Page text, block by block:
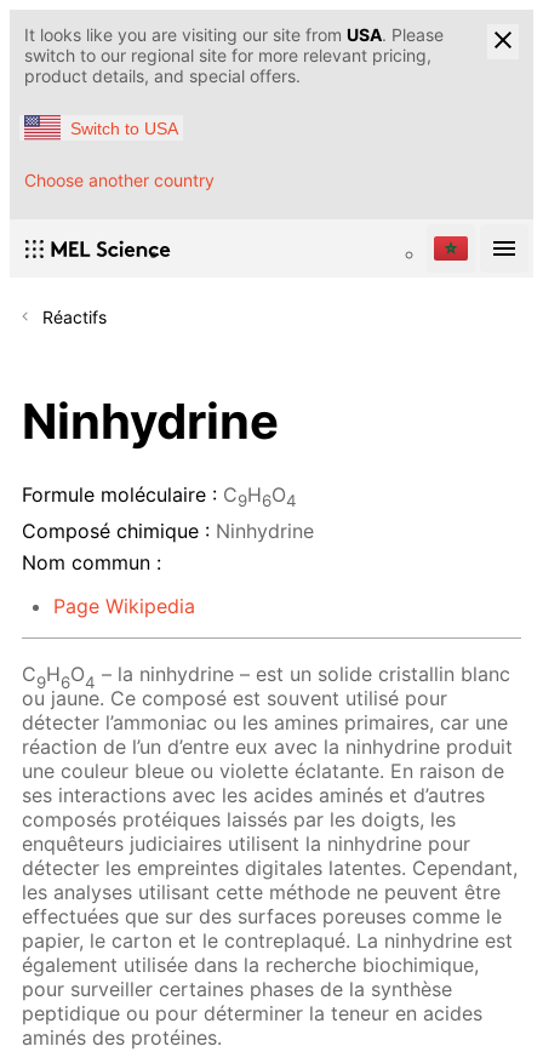
It looks like you are visiting our site from USA. Please
switch to our regional site for more relevant pricing,
product details, and special offers.
Switch to USA
Choose another country
Réactifs
Ninhydrine
Formule moléculaire : C9H6O4
Composé chimique : Ninhydrine
Nom commun :
Page Wikipedia
C9H6O4 – la ninhydrine – est un solide cristallin blanc
ou jaune. Ce composé est souvent utilisé pour
détecter l’ammoniac ou les amines primaires, car une
réaction de l’un d’entre eux avec la ninhydrine produit
une couleur bleue ou violette éclatante. En raison de
ses interactions avec les acides aminés et d’autres
composés protéiques laissés par les doigts, les
enquêteurs judiciaires utilisent la ninhydrine pour
détecter les empreintes digitales latentes. Cependant,
les analyses utilisant cette méthode ne peuvent être
effectuées que sur des surfaces poreuses comme le
papier, le carton et le contreplaqué. La ninhydrine est
également utilisée dans la recherche biochimique,
pour surveiller certaines phases de la synthèse
peptidique ou pour déterminer la teneur en acides
aminés des protéines.